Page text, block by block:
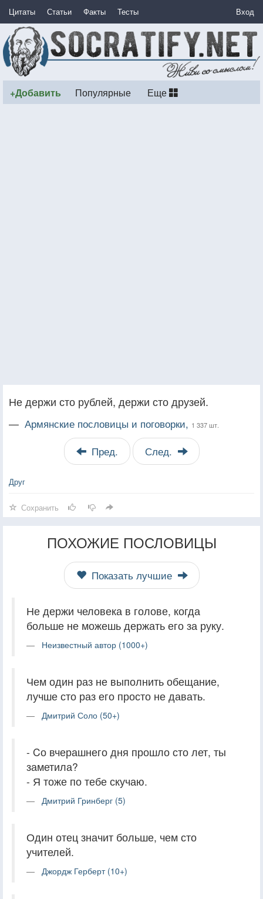
Цитаты Статьи Факты Тесты Вход
+Добавить Популярные Еще
Не держи сто рублей, держи сто друзей.
— Армянские пословицы и поговорки, 1 337 шт.
Пред. След.
Друг
Сохранить
ПОХОЖИЕ ПОСЛОВИЦЫ
Показать лучшие
Не держи человека в голове, когда
больше не можешь держать его за руку.
Неизвестный автор (1000+)
Чем один раз не выполнить обещание,
лучше сто раз его просто не давать.
Дмитрий Соло (50+)
- Cо вчерашнего дня прошло сто лет, ты
заметила?
- Я тоже по тебе скучаю.
Дмитрий Гринберг (5)
Один отец значит больше, чем сто
учителей.
Джордж Герберт (10+)